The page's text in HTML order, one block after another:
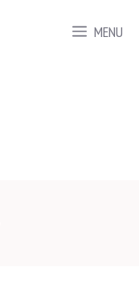
MENU